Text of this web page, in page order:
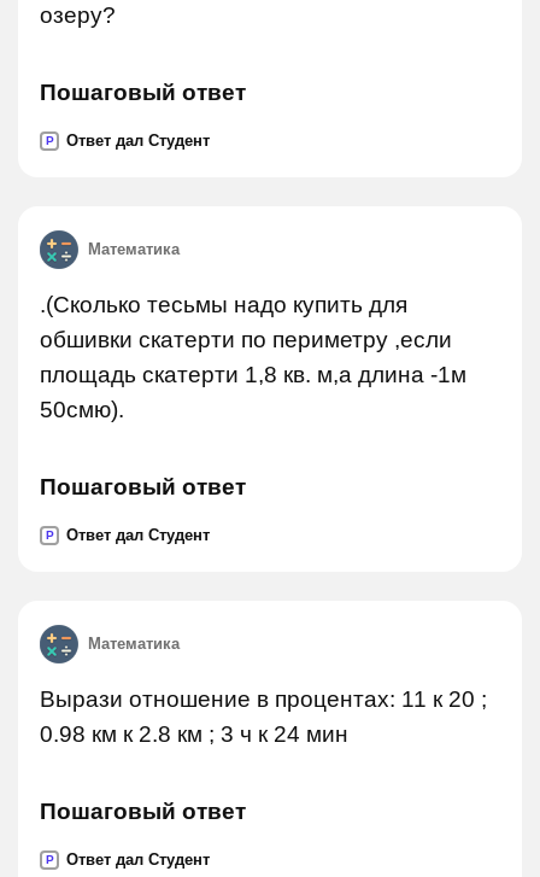
озеру?
Пошаговый ответ
P Ответ дал Студент
Математика
.(Сколько тесьмы надо купить для
обшивки скатерти по периметру ,если
площадь скатерти 1,8 кв. м,а длина -1м
50смю).
Пошаговый ответ
P Ответ дал Студент
Математика
Вырази отношение в процентах: 11 к 20 ;
0.98 км к 2.8 км ; 3 ч к 24 мин
Пошаговый ответ
P Ответ дал Студент